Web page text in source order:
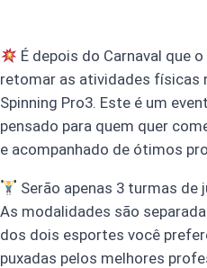
É depois do Carnaval que
retomar as atividades físicas
Spinning Pro3. Este é um
pensado para quem quer
e acompanhado de ótimos
Serão apenas 3 turmas de
As modalidades são
dos dois esportes você
puxadas pelos melhores